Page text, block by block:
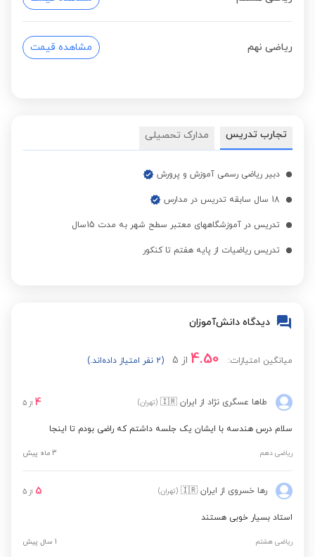
ریاضی نهم مشاهده قیمت
تجارب تدریس مدارک تحصیلی
دبیر ریاضی رسمی آموزش و پرورش
18 سال سابقه تدریس در مدارس
تدریس در آموزشگاههای معتبر سطح شهر به مدت 15سال
تدریس ریاضیات از پایه هفتم تا کنکور
دیدگاه دانش‌آموزان
میانگین امتیازات: 4.50 از 5 (2 نفر امتیاز داده‌اند.)
طاها عسگری نژاد از ایران 🇮🇷 (تهران) 4 از 5
سلام درس هندسه با ایشان یک جلسه داشتم که راضی بودم تا اینجا
ریاضی دهم 3 ماه پیش
رها خسروی از ایران 🇮🇷 (تهران) 5 از 5
استاد بسیار خوبی هستند
ریاضی هشتم 1 سال پیش